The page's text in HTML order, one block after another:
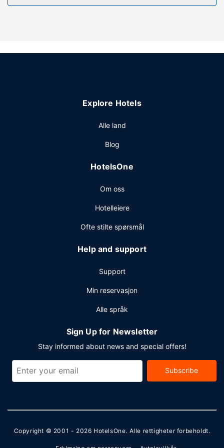
Nyt rekreasjonsfasiliteter som et boblebad, en badstue og
Gjester har tilgang til blant annet en døgnåpen resepsjon,
ubetjent parkering (inkludert) på stedet.
Explore Hotels
Alle land
Blog
HotelsOne
Om oss
Hotelleiere
Ofte stilte spørsmål
Help and support
Support
Min reservasjon
Alle språk
Sign Up for Newsletter
Stay informed about news and special offers!
Subscribe
Copyright © 2001 - 2026 HotelsOne. Alle rettigheter forbeholdt.